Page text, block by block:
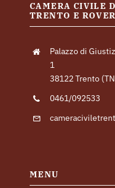
CAMERA CIVILE
TRENTO E
Palazzo di
1
38122 Trento
0461/092533
MENU